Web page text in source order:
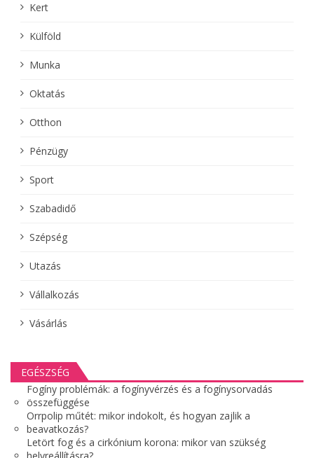
Kert
Külföld
Munka
Oktatás
Otthon
Pénzügy
Sport
Szabadidő
Szépség
Utazás
Vállalkozás
Vásárlás
EGÉSZSÉG
Fogíny problémák: a fogínyvérzés és a fogínysorvadás
összefüggése
Orrpolip műtét: mikor indokolt, és hogyan zajlik a
beavatkozás?
Letört fog és a cirkónium korona: mikor van szükség